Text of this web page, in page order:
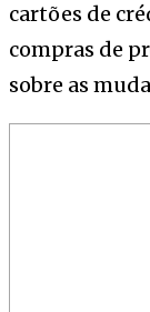
cartões de
compras de
sobre as